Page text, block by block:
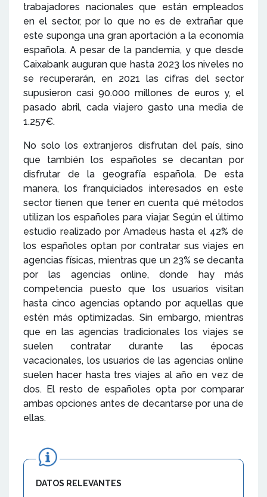
trabajadores nacionales que están empleados
en el sector, por lo que no es de extrañar que
este suponga una gran aportación a la economía
española. A pesar de la pandemia, y que desde
Caixabank auguran que hasta 2023 los niveles no
se recuperarán, en 2021 las cifras del sector
supusieron casi 90.000 millones de euros y, el
pasado abril, cada viajero gasto una media de
1.257€.
No solo los extranjeros disfrutan del país, sino
que también los españoles se decantan por
disfrutar de la geografía española. De esta
manera, los franquiciados interesados en este
sector tienen que tener en cuenta qué métodos
utilizan los españoles para viajar. Según el último
estudio realizado por Amadeus hasta el 42% de
los españoles optan por contratar sus viajes en
agencias físicas, mientras que un 23% se decanta
por las agencias online, donde hay más
competencia puesto que los usuarios visitan
hasta cinco agencias optando por aquellas que
estén más optimizadas. Sin embargo, mientras
que en las agencias tradicionales los viajes se
suelen contratar durante las épocas
vacacionales, los usuarios de las agencias online
suelen hacer hasta tres viajes al año en vez de
dos. El resto de españoles opta por comparar
ambas opciones antes de decantarse por una de
ellas.
DATOS RELEVANTES